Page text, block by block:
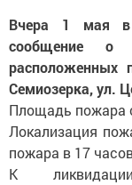
Вчера 1 мая в
сообщение о
расположенных
Семиозерка, ул.
Площадь пожара
Локализация
пожара в 17
К